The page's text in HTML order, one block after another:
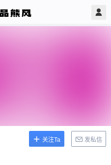
关注Ta 发私信